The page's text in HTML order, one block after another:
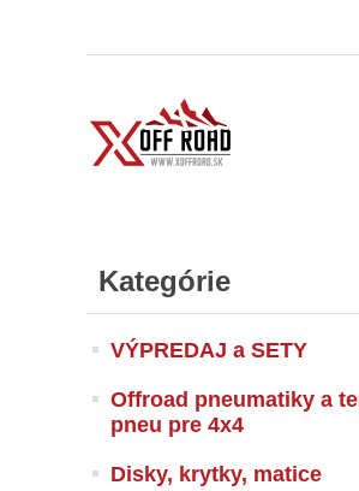
Kategórie
VÝPREDAJ a SETY
Offroad pneumatiky a
pneu pre 4x4
Disky, krytky, matice